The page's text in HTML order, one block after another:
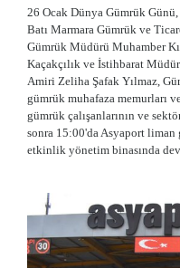
26 Ocak Dünya Gümrük
Batı Marmara Gümrük ve
Gümrük Müdürü Muhamber
Kaçakçılık ve İstihbarat
Amiri Zeliha Şafak Yılmaz,
gümrük muhafaza memurları
gümrük çalışanlarının ve
sonra 15:00'da Asyaport
etkinlik yönetim binasında